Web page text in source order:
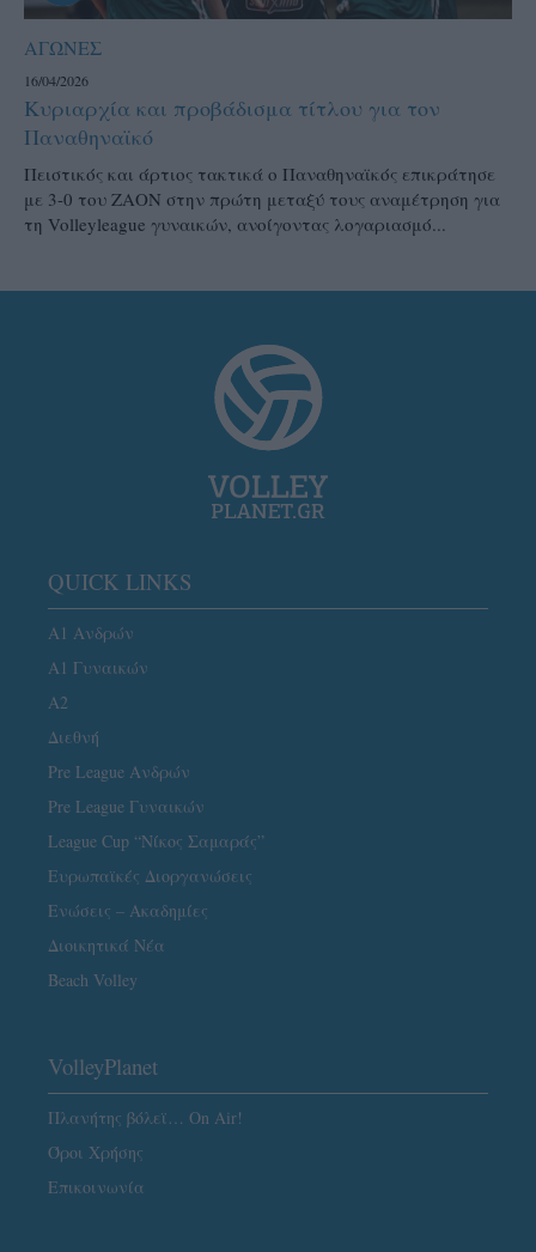
ΑΓΩΝΕΣ
16/04/2026
Κυριαρχία και προβάδισμα τίτλου για τον
Παναθηναϊκό
Πειστικός και άρτιος τακτικά ο Παναθηναϊκός επικράτησε
με 3-0 του ΖΑΟΝ στην πρώτη μεταξύ τους αναμέτρηση για
τη Volleyleague γυναικών, ανοίγοντας λογαριασμό...
QUICK LINKS
Α1 Ανδρών
Α1 Γυναικών
A2
Διεθνή
Pre League Ανδρών
Pre League Γυναικών
League Cup “Νίκος Σαμαράς”
Ευρωπαϊκές Διοργανώσεις
Ενώσεις – Ακαδημίες
Διοικητικά Νέα
Beach Volley
VolleyPlanet
Πλανήτης βόλεϊ… On Air!
Όροι Χρήσης
Επικοινωνία